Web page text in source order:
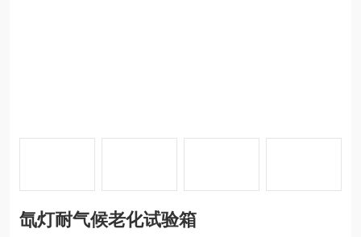
氙灯耐气候老化试验箱